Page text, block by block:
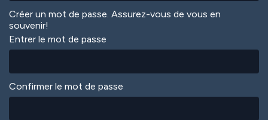
Créer un mot de passe. Assurez-vous de vous en
souvenir!
Entrer le mot de passe
Confirmer le mot de passe